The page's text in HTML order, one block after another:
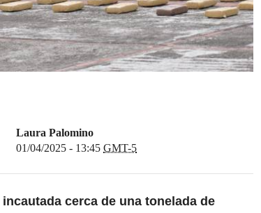
Laura Palomino
01/04/2025 - 13:45 GMT-5
incautada cerca de una tonelada de